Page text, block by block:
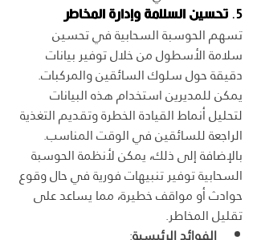
5. تحسين السلامة وإدارة المخاطر
تسهم الحوسبة السحابية في تحسين
سلامة الأسطول من خلال توفير بيانات
دقيقة حول سلوك السائقين والمركبات.
يمكن للمديرين استخدام هذه البيانات
لتحليل أنماط القيادة الخطرة وتقديم التغذية
الراجعة للسائقين في الوقت المناسب.
بالإضافة إلى ذلك، يمكن لأنظمة الحوسبة
السحابية توفير تنبيهات فورية في حال وقوع
حوادث أو مواقف خطيرة، مما يساعد على
تقليل المخاطر.